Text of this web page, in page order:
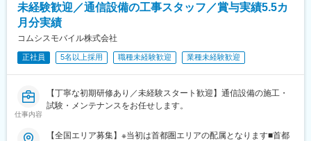
未経験歓迎／通信設備の工事スタッフ／賞与実績5.5カ
月分実績
コムシスモバイル株式会社
正社員 5名以上採用 職種未経験歓迎 業種未経験歓迎
仕事内容
【丁寧な初期研修あり／未経験スタート歓迎】通信設備の施工・
試験・メンテナンスをお任せします。
【全国エリア募集】※当初は首都圏エリアの配属となります■首都